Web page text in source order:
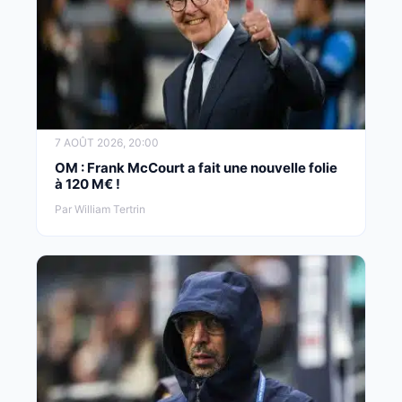
7 AOÛT 2026, 20:00
OM : Frank McCourt a fait une nouvelle folie
à 120 M€ !
Par William Tertrin